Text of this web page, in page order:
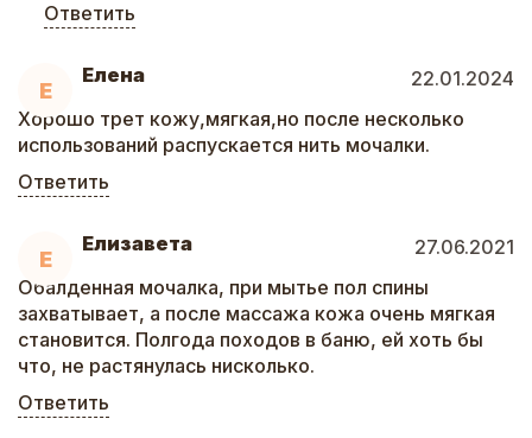
Ответить
Е
Елена
22.01.2024
Хорошо трет кожу,мягкая,но после несколько
использований распускается нить мочалки.
Ответить
Е
Елизавета
27.06.2021
Обалденная мочалка, при мытье пол спины
захватывает, а после массажа кожа очень мягкая
становится. Полгода походов в баню, ей хоть бы
что, не растянулась нисколько.
Ответить